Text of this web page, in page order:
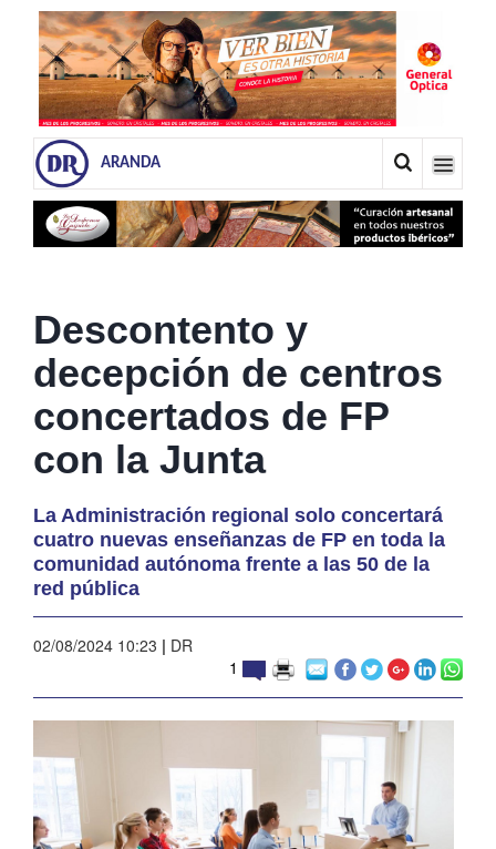
ARANDA
Descontento y
decepción de centros
concertados de FP
con la Junta
La Administración regional solo concertará
cuatro nuevas enseñanzas de FP en toda la
comunidad autónoma frente a las 50 de la
red pública
02/08/2024 10:23 | DR
1